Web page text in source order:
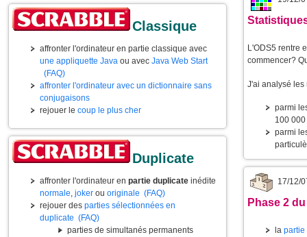
Classique
affronter l'ordinateur en partie classique avec
une appliquette Java ou avec Java Web Start
(FAQ)
affronter l'ordinateur avec un dictionnaire sans
conjugaisons
rejouer le coup le plus cher
Duplicate
affronter l'ordinateur en partie duplicate inédite
normale, joker ou originale (FAQ)
rejouer des parties sélectionnées en
duplicate (FAQ)
parties de simultanés permanents
L'ODS5 rentre
commencer?
J'ai analysé
parmi
100
parmi
17/12/
Phase 2
la partie